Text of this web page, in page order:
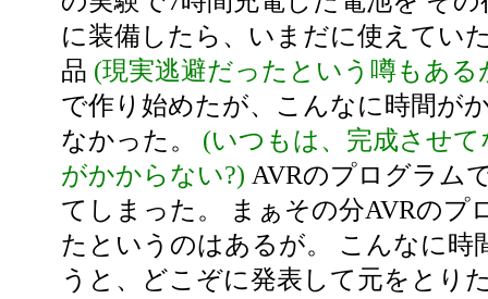
に装備したら、いまだに使えてい
品 (現実逃避だったという噂もある
で作り始めたが、こんなに時間が
なかった。 (いつもは、完成させ
がかからない?) AVRのプログラム
てしまった。 まぁその分AVRのプ
たというのはあるが。 こんなに時
うと、どこぞに発表して元をとり